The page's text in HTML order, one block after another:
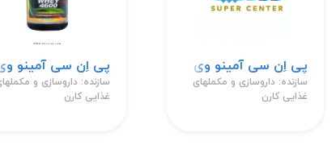
پی اِن سی آمینو وی 4600 طعم شکلات پودر
سازنده: داروسازی و مکملهای
غذایی کارن
پی اِن سی آمینو وی 4600
سازنده: داروسازی و
غذایی کارن